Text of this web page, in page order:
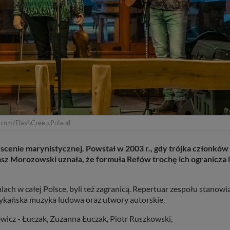
FlashCreep.Poland
marynistycznej. Powstał w 2003 r., gdy trójka członków
Morozowski uznała, że formuła Refów trochę ich ogranicza i
w całej Polsce, byli też zagranicą. Repertuar zespołu
muzyka ludowa oraz utwory autorskie.
- Łuczak, Zuzanna Łuczak, Piotr Ruszkowski,